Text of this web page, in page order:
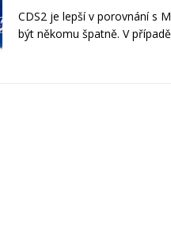
CDS2 je lepší v porovnání s
být někomu špatně. V případě